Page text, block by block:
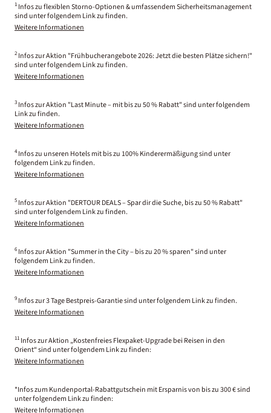
1 Infos zu flexiblen Storno-Optionen & umfassendem Sicherheitsmanagement
sind unter folgendem Link zu finden.
Weitere Informationen
2 Infos zur Aktion "Frühbucherangebote 2026: Jetzt die besten Plätze sichern!"
sind unter folgendem Link zu finden.
Weitere Informationen
3 Infos zur Aktion "Last Minute – mit bis zu 50 % Rabatt" sind unter folgendem
Link zu finden.
Weitere Informationen
4 Infos zu unseren Hotels mit bis zu 100% Kinderermäßigung sind unter
folgendem Link zu finden.
Weitere Informationen
5 Infos zur Aktion "DERTOUR DEALS – Spar dir die Suche, bis zu 50 % Rabatt"
sind unter folgendem Link zu finden.
Weitere Informationen
6 Infos zur Aktion "Summer in the City – bis zu 20 % sparen" sind unter
folgendem Link zu finden.
Weitere Informationen
9 Infos zur 3 Tage Bestpreis-Garantie sind unter folgendem Link zu finden.
Weitere Informationen
11 Infos zur Aktion „Kostenfreies Flexpaket-Upgrade bei Reisen in den
Orient“ sind unter folgendem Link zu finden:
Weitere Informationen
*Infos zum Kundenportal-Rabattgutschein mit Ersparnis von bis zu 300 € sind
unter folgendem Link zu finden:
Weitere Informationen